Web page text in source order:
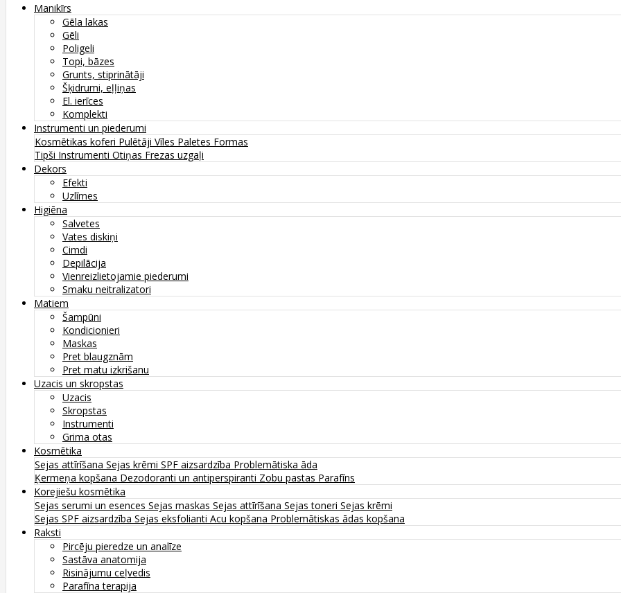
Manikīrs
Gēla lakas
Gēli
Poligeli
Topi, bāzes
Grunts, stiprinātāji
Šķidrumi, eļļiņas
El. ierīces
Komplekti
Instrumenti un piederumi
Kosmētikas koferi Pulētāji Vīles Paletes Formas
Tipši Instrumenti Otiņas Frezas uzgaļi
Dekors
Efekti
Uzlīmes
Higiēna
Salvetes
Vates diskiņi
Cimdi
Depilācija
Vienreizlietojamie piederumi
Smaku neitralizatori
Matiem
Šampūni
Kondicionieri
Maskas
Pret blaugznām
Pret matu izkrišanu
Uzacis un skropstas
Uzacis
Skropstas
Instrumenti
Grima otas
Kosmētika
Sejas attīrīšana Sejas krēmi SPF aizsardzība Problemātiska āda
Ķermeņa kopšana Dezodoranti un antiperspiranti Zobu pastas Parafīns
Korejiešu kosmētika
Sejas serumi un esences Sejas maskas Sejas attīrīšana Sejas toneri Sejas krēmi
Sejas SPF aizsardzība Sejas eksfolianti Acu kopšana Problemātiskas ādas kopšana
Raksti
Pircēju pieredze un analīze
Sastāva anatomija
Risinājumu ceļvedis
Parafīna terapija